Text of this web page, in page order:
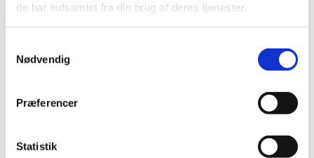
de har indsamlet fra din brug af deres tjenester.
Nødvendig
Præferencer
Statistik
november (2)
oktober (2)
juli (1)
2007 (3)
2005 (2)